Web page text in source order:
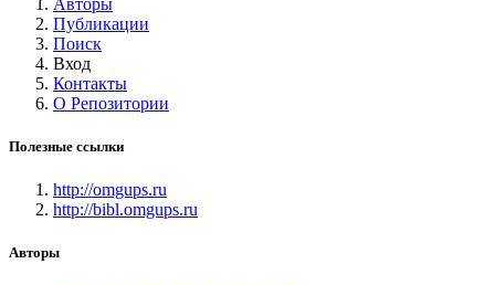
Публикации
Поиск
Вход
Контакты
О Репозитории
Полезные ссылки
http://omgups.ru
http://bibl.omgups.ru
Авторы